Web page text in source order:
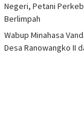
Negeri, Petani
Berlimpah
Wabup Minahasa
Desa Ranowangko II